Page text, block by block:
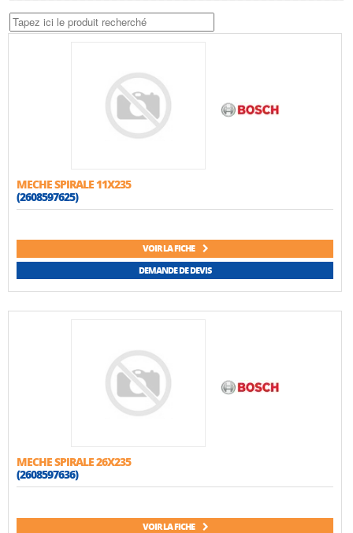
MECHE SPIRALE 11X235
(2608597625)
VOIR LA FICHE
DEMANDE DE DEVIS
MECHE SPIRALE 26X235
(2608597636)
VOIR LA FICHE